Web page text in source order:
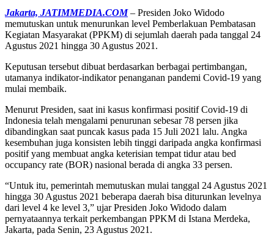
Jakarta, JATIMMEDIA.COM– Presiden Joko Widodo
memutuskan untuk menurunkan level Pemberlakuan Pembatasan
Kegiatan Masyarakat (PPKM) di sejumlah daerah pada tanggal 24
Agustus 2021 hingga 30 Agustus 2021.
Keputusan tersebut dibuat berdasarkan berbagai pertimbangan,
utamanya indikator-indikator penanganan pandemi Covid-19 yang
mulai membaik.
Menurut Presiden, saat ini kasus konfirmasi positif Covid-19 di
Indonesia telah mengalami penurunan sebesar 78 persen jika
dibandingkan saat puncak kasus pada 15 Juli 2021 lalu. Angka
kesembuhan juga konsisten lebih tinggi daripada angka konfirmasi
positif yang membuat angka keterisian tempat tidur atau bed
occupancy rate (BOR) nasional berada di angka 33 persen.
“Untuk itu, pemerintah memutuskan mulai tanggal 24 Agustus 2021
hingga 30 Agustus 2021 beberapa daerah bisa diturunkan levelnya
dari level 4 ke level 3,” ujar Presiden Joko Widodo dalam
pernyataannya terkait perkembangan PPKM di Istana Merdeka,
Jakarta, pada Senin, 23 Agustus 2021.